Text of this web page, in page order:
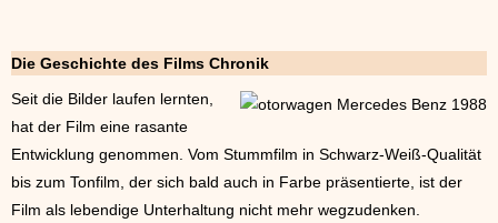
Die Geschichte des Films Chronik
Seit die Bilder laufen lernten,
hat der Film eine rasante
Entwicklung genommen. Vom Stummfilm in Schwarz-Weiß-Qualität
bis zum Tonfilm, der sich bald auch in Farbe präsentierte, ist der
Film als lebendige Unterhaltung nicht mehr wegzudenken.